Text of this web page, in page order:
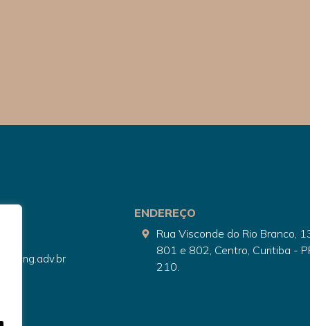
ENDEREÇO
Rua Visconde do Rio Branco,
801 e 802, Centro, Curitiba -
210.